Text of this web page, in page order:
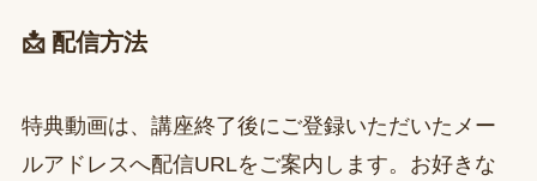
📩 配信方法
特典動画は、講座終了後にご登録いただいたメー
ルアドレスへ配信URLをご案内します。お好きな